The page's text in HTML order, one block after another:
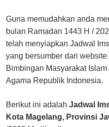
Guna memudahkan anda
bulan Ramadan 1443 H /
telah menyiapkan Jadwal
yang bersumber dari
Bimbingan Masyarakat
Agama Republik Indonesia.
Berikut ini adalah Jadwal
Kota Magelang, Provinsi